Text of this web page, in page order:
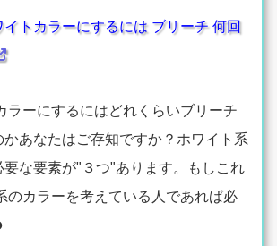
イトカラーにするには ブリーチ 何回
ラーにするにはどれくらいブリーチ
かあなたはご存知ですか？ホワイト系
な要素が"３つ"あります。もしこれ
のカラーを考えている人であれば必